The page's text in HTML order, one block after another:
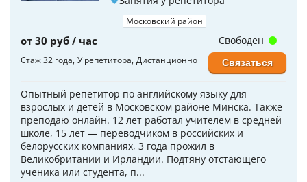
Московский район
от 30 руб / час
Стаж 32 года У репетитора Дистанционно
Опытный репетитор по английскому языку для
взрослых и детей в Московском районе Минска. Также
преподаю онлайн. 12 лет работал учителем в средней
школе, 15 лет — переводчиком в российских и
белорусских компаниях, 3 года прожил в
Великобритании и Ирландии. Подтяну отстающего
ученика или студента, п...
Свободен
Связаться